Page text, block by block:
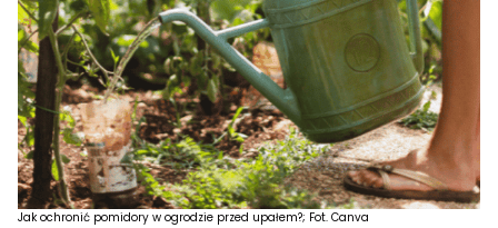
Jak ochronić pomidory w ogrodzie przed upałem?; Fot. Canva